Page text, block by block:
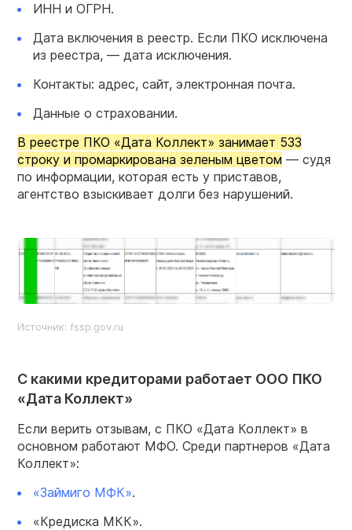
ИНН и ОГРН.
Дата включения в реестр. Если ПКО исключена
из реестра, — дата исключения.
Контакты: адрес, сайт, электронная почта.
Данные о страховании.
В реестре ПКО «Дата Коллект» занимает 533
строку и промаркирована зеленым цветом — судя
по информации, которая есть у приставов,
агентство взыскивает долги без нарушений.
Источник: fssp.gov.ru
С какими кредиторами работает ООО ПКО
«Дата Коллект»
Если верить отзывам, с ПКО «Дата Коллект» в
основном работают МФО. Среди партнеров «Дата
Коллект»:
«Займиго МФК».
«Кредиска МКК».